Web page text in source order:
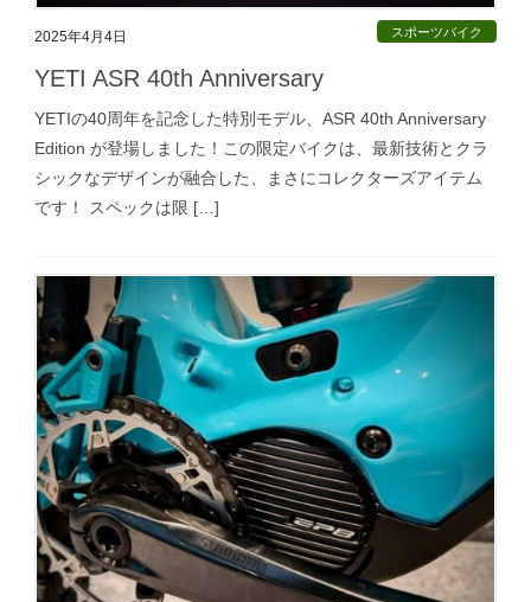
2025年4月4日 スポーツバイク
YETI ASR 40th Anniversary
YETIの40周年を記念した特別モデル、ASR 40th Anniversary
Edition が登場しました！この限定バイクは、最新技術とクラ
シックなデザインが融合した、まさにコレクターズアイテム
です！ スペックは限 […]